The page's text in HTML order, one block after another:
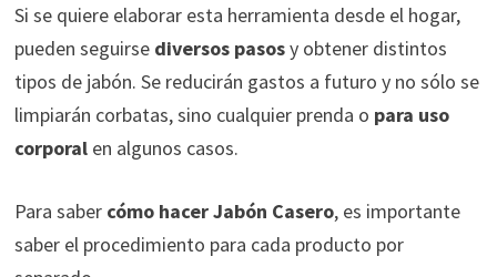
Si se quiere elaborar esta herramienta desde el hogar,
pueden seguirse diversos pasosy obtener distintos
tipos de jabón. Se reducirán gastos a futuro y no sólo se
limpiarán corbatas, sino cualquier prenda o para uso
corporalen algunos casos.
Para saber cómo hacer Jabón Casero, es importante
saber el procedimiento para cada producto por